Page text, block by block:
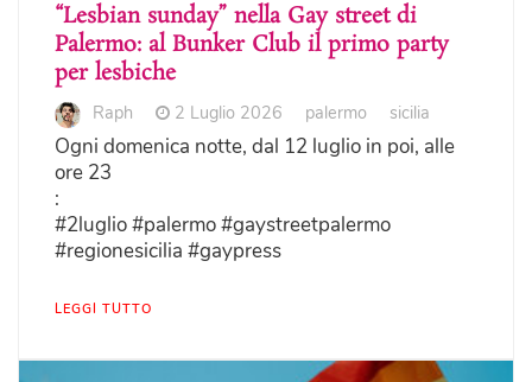
“Lesbian sunday” nella Gay street di
Palermo: al Bunker Club il primo party
per lesbiche
Raph 2 Luglio 2026 palermo sicilia
Ogni domenica notte, dal 12 luglio in poi, alle
ore 23
:
#2luglio #palermo #gaystreetpalermo
#regionesicilia #gaypress
LEGGI TUTTO